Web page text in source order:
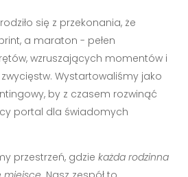
się z przekonania, że
a maraton - pełen
wzruszających momentów i
Wystartowaliśmy jako
by z czasem rozwinąć
portal dla świadomych
przestrzeń, gdziekażda rodzinna